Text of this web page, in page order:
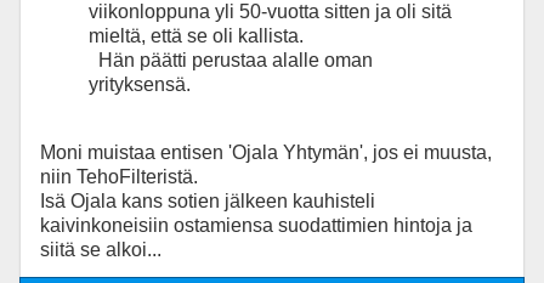
viikonloppuna yli 50-vuotta sitten ja oli sitä
mieltä, että se oli kallista.
Hän päätti perustaa alalle oman
yrityksensä.
Moni muistaa entisen 'Ojala Yhtymän', jos ei muusta,
niin TehoFilteristä.
Isä Ojala kans sotien jälkeen kauhisteli
kaivinkoneisiin ostamiensa suodattimien hintoja ja
siitä se alkoi...